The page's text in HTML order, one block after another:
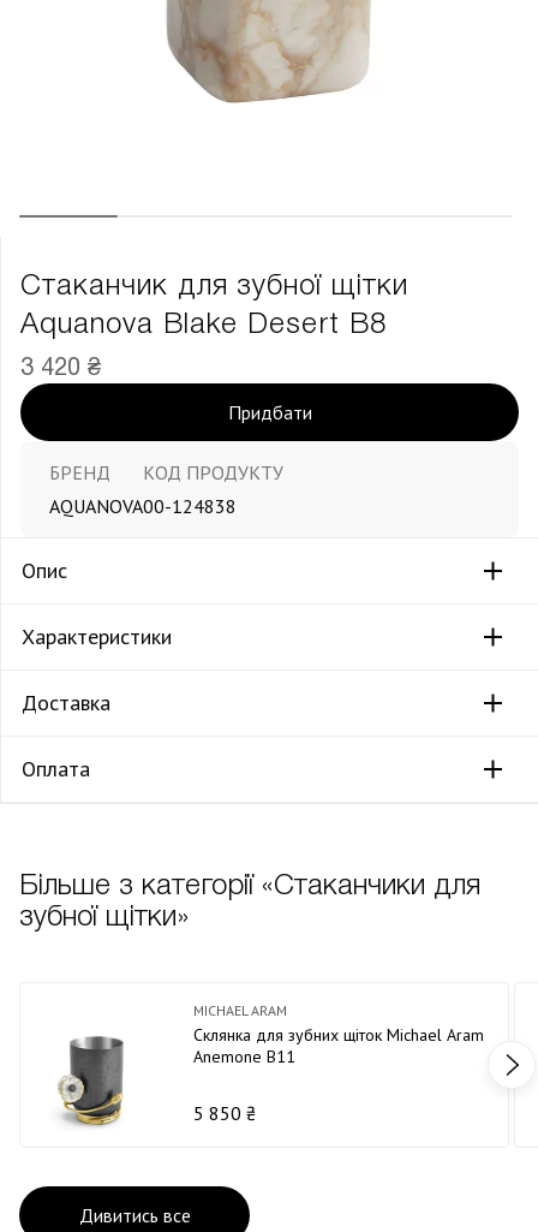
Стаканчик для зубної щітки
Aquanova Blake Desert В8
3 420 ₴
Придбати
БРЕНД
AQUANOVA
КОД ПРОДУКТУ
00-124838
Опис
Характеристики
Доставка
Оплата
Більше з категорії «Стаканчики для
зубної щітки»
MICHAEL ARAM
Склянка для зубних щіток Michael Aram
Anemone В11
5 850 ₴
Дивитись все